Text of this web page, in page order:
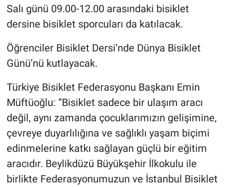
Salı günü 09.00-12.00 arasındaki bisiklet
dersine bisiklet sporcuları da katılacak.
Öğrenciler Bisiklet Dersi’nde Dünya Bisiklet
Günü’nü kutlayacak.
Türkiye Bisiklet Federasyonu Başkanı Emin
Müftüoğlu: “Bisiklet sadece bir ulaşım aracı
değil, aynı zamanda çocuklarımızın gelişimine,
çevreye duyarlılığına ve sağlıklı yaşam biçimi
edinmelerine katkı sağlayan güçlü bir eğitim
aracıdır. Beylikdüzü Büyükşehir İlkokulu ile
birlikte Federasyonumuzun ve İstanbul Bisiklet